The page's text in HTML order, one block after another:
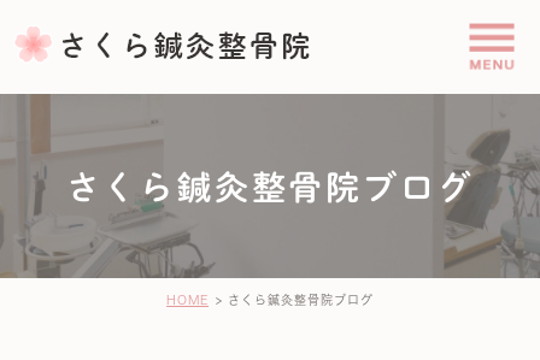
さくら鍼灸整骨院ブログ
HOME さくら鍼灸整骨院ブログ